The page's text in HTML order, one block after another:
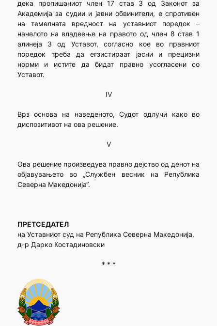
дека пропишаниот член 17 став 3 од Законот за
Академија за судии и јавни обвинители, е спротивен
на темелната вредност на уставниот поредок –
начелото на владеење на правото од член 8 став 1
алинеја 3 од Уставот, согласно кое во правниот
поредок треба да егзистираат јасни и прецизни
норми и истите да бидат правно усогласени со
Уставот.
IV
Врз основа на наведеното, Судот одлучи како во
диспозитивот на ова решение.
V
Ова решение произведува правно дејство од денот на
објавувањето во „Службен весник на Република
Северна Македонија“.
ПРЕТСЕДАТЕЛ
на Уставниот суд на Република Северна Македонија,
д-р Дарко Костадиновски
* * *